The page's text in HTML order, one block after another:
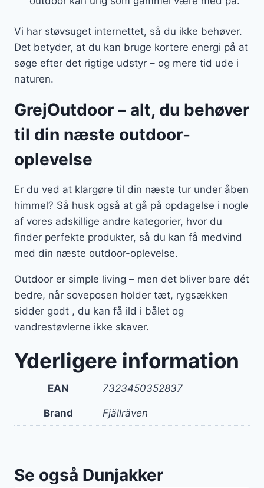
Vi har støvsuget internettet, så du ikke behøver.
Det betyder, at du kan bruge kortere energi på at
søge efter det rigtige udstyr – og mere tid ude i
naturen.
GrejOutdoor – alt, du behøver
til din næste outdoor-
oplevelse
Er du ved at klargøre til din næste tur under åben
himmel? Så husk også at gå på opdagelse i nogle
af vores adskillige andre kategorier, hvor du
finder perfekte produkter, så du kan få medvind
med din næste outdoor-oplevelse.
Outdoor er simple living – men det bliver bare dét
bedre, når soveposen holder tæt, rygsækken
sidder godt , du kan få ild i bålet og
vandrestøvlerne ikke skaver.
Yderligere information
EAN 7323450352837
Brand Fjällräven
Se også Dunjakker